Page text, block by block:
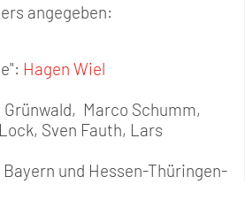
angegeben:
Hagen Wiel
Marco Schumm,
Sven Fauth, Lars
und Hessen-Thüringen-